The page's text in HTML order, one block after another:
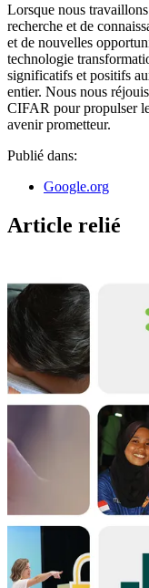
Lorsque nous
recherche et de
et de nouvelles
technologie
significatifs et positifs
entier. Nous nous
CIFAR pour propulser
avenir prometteur.
Publié dans:
Google.org
Article relié